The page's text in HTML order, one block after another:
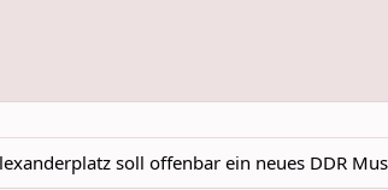
soll offenbar ein neues DDR